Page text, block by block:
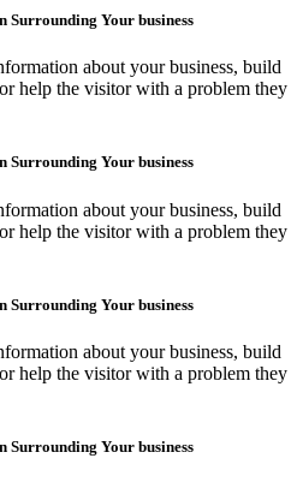
Surrounding Your business
about your business, build
help the visitor with a problem they
Surrounding Your business
about your business, build
help the visitor with a problem they
Surrounding Your business
about your business, build
help the visitor with a problem they
Surrounding Your business